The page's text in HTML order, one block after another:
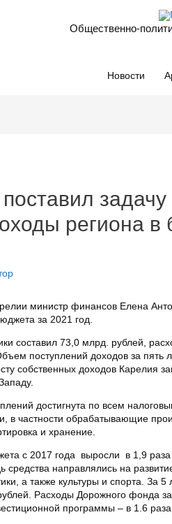
Общественно-
Новости
задачу
региона
министр финансов Елена
за 2021 год.
составил 73,0 млрд. рублей,
поступлений доходов за пять
собственных доходов Карелия
достигнута по всем
в частности обрабатывающие
и хранение.
с 2017 года выросли в 1,9
направлялись на
а также культуры и спорта. За 5
Расходы Дорожного фонда за
программы – в 1.6 раза.